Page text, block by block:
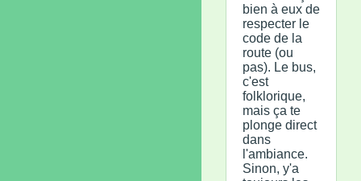
bien à eux de
respecter le
code de la
route (ou
pas). Le bus,
c'est
folklorique,
mais ça te
plonge direct
dans
l'ambiance.
Sinon, y'a